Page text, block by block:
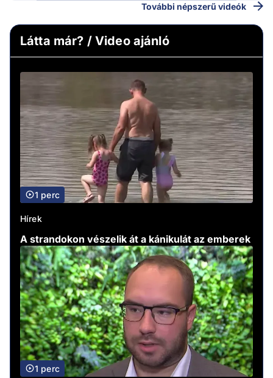
További népszerű videók
Látta már? / Video ajánló
1 perc
Hírek
A strandokon vészelik át a kánikulát az emberek
1 perc